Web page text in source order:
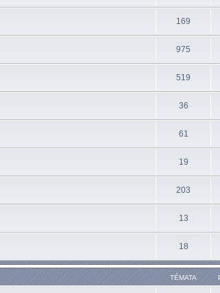
169
975
519
36
61
19
203
13
18
TÉMATA